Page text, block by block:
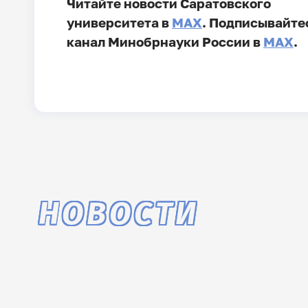
Читайте новости Саратовского
университета в MAX.
канал Минобрнауки России в MAX.
НОВОСТИ